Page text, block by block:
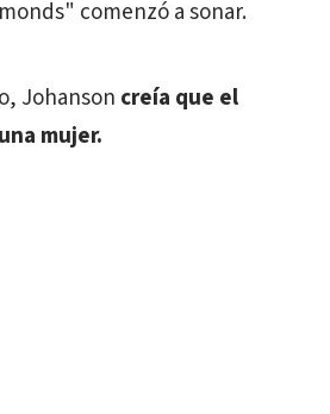
comenzó a sonar.
Johanson creía que el
mujer.